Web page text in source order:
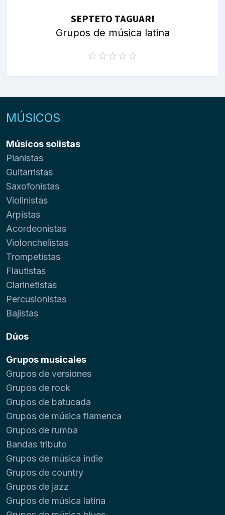
SEPTETO TAGUARI
Grupos de música latina
MÚSICOS
Músicos solistas
Pianistas
Guitarristas
Saxofonistas
Violinistas
Arpistas
Acordeonistas
Violonchelistas
Trompetistas
Flautistas
Clarinetistas
Percusionistas
Bajistas
Dúos
Grupos musicales
Grupos de versiones
Grupos de rock
Grupos de batucada
Grupos de música flamenca
Grupos de rumba
Bandas tributo
Grupos de música indie
Grupos de country
Grupos de jazz
Grupos de música latina